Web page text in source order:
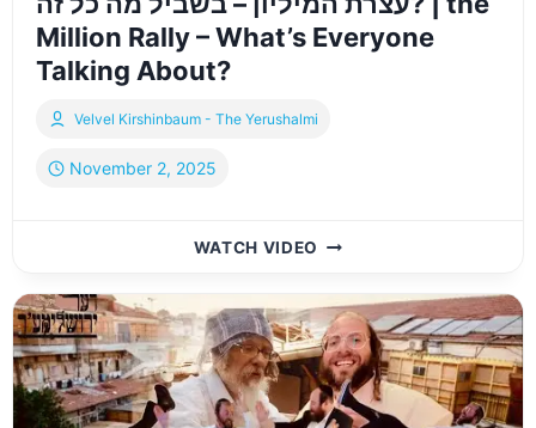
Million Rally – What’s Everyone
Talking About?
Velvel Kirshinbaum - The Yerushalmi
November 2, 2025
WATCH VIDEO עצרת
–
בשביל
מה
כל
זה?
|